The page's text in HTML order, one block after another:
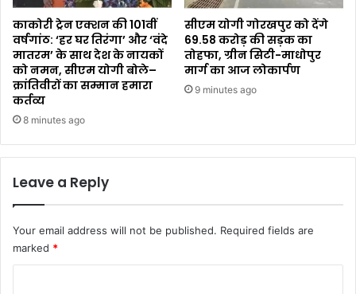
काकोरी ट्रेन एक्शन की 101वीं
वर्षगांठ: ‘हर घर तिरंगा’ और ‘वंदे
मातरम’ के साथ देश के नायकों
को नमन, सीएम योगी बोले–
क्रांतिवीरों का सम्मान हमारा
कर्तव्य ​
8 minutes ago
सीएम योगी गोरखपुर को देंगे
₹69.58 करोड़ की सड़क का
तोहफा, ग्रीन सिटी-माधोपुर
मार्ग का आज लोकार्पण
9 minutes ago
Leave a Reply
Your email address will not be published. Required fields are
marked *